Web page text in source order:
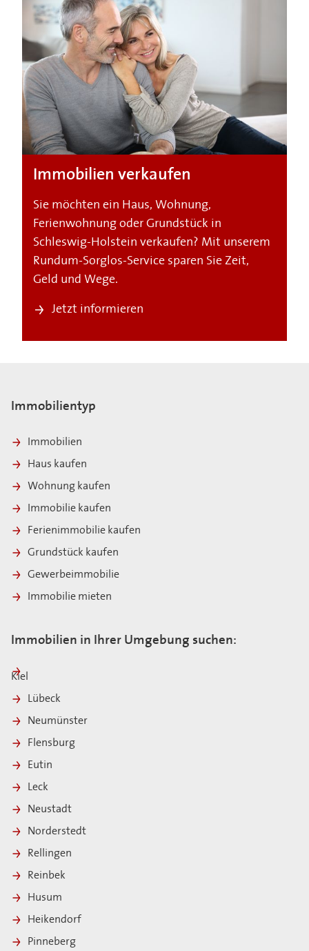
Immobilien verkaufen
Sie möchten ein Haus, Wohnung,
Ferienwohnung oder Grundstück in
Schleswig-Holstein verkaufen? Mit unserem
Rundum-Sorglos-Service sparen Sie Zeit,
Geld und Wege.
Jetzt informieren
Immobilientyp
Immobilien
Haus kaufen
Wohnung kaufen
Immobilie kaufen
Ferienimmobilie kaufen
Grundstück kaufen
Gewerbeimmobilie
Immobilie mieten
Immobilien in Ihrer Umgebung suchen:
Kiel
Lübeck
Neumünster
Flensburg
Eutin
Leck
Neustadt
Norderstedt
Rellingen
Reinbek
Husum
Heikendorf
Pinneberg